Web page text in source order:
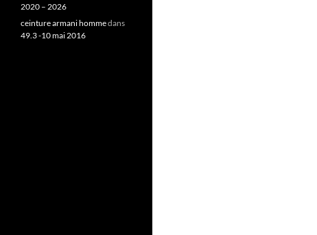
2020 – 2026
ceinture armani hommedans
49.3 -10 mai 2016